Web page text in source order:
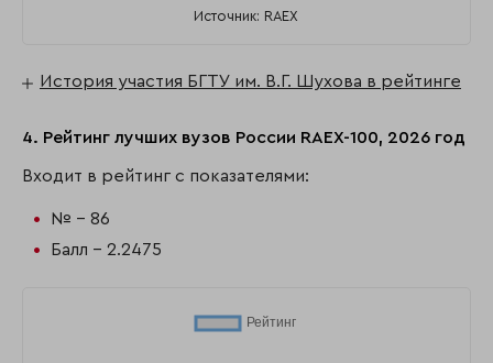
Источник: RAEX
История участия БГТУ им. В.Г. Шухова в рейтинге
4. Рейтинг лучших вузов России RAEX-100, 2026 год
Входит в рейтинг с показателями:
№ - 86
Балл - 2.2475